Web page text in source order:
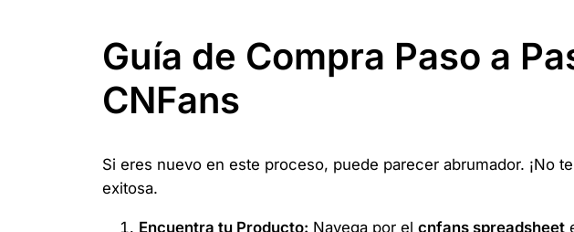
Guía de Compra Paso a
CNFans
Si eres nuevo en este proceso, puede parecer abrumador. ¡No
exitosa.
Encuentra tu Producto: Navega por el cnfans spreadsheet